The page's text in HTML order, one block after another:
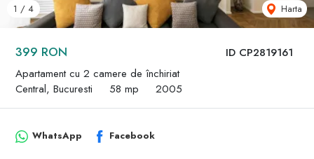
ID CP2819161
399 RON
Apartament cu 2 camere de închiriat
Central, Bucuresti
58 mp 2005
1 / 4 Harta
WhatsApp Facebook